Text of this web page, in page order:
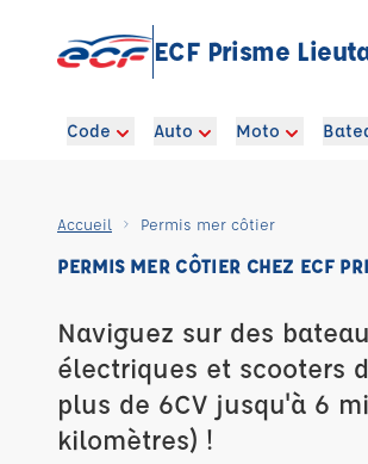
ECF Prisme
Code Auto Moto
Accueil Permis mer côtier
PERMIS MER CÔTIER CHEZ ECF
Naviguez sur des
électriques et scooters
plus de 6CV jusqu'à 6
kilomètres) !